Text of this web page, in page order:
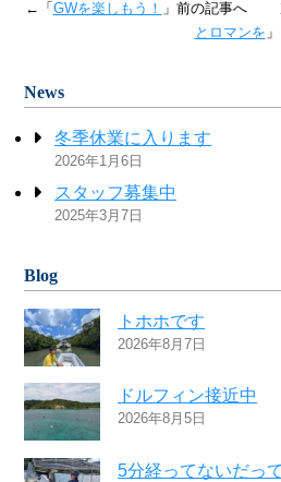
←「 GWを楽しもう！ 」前の記事へ
とロマンを
News
冬季休業に入ります
2026年1月6日
スタッフ募集中
2025年3月7日
Blog
トホホです
2026年8月7日
ドルフィン接近中
2026年8月5日
5分経ってないだっ